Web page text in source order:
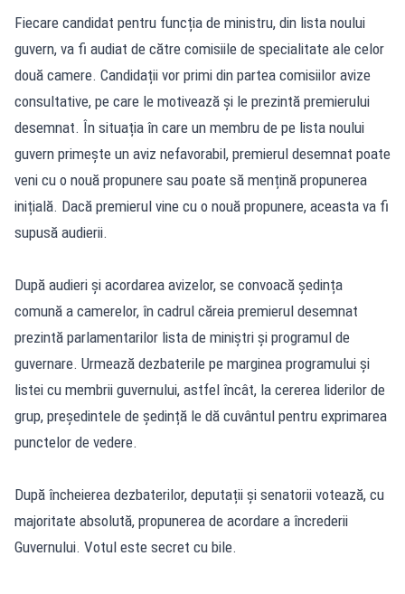
Fiecare candidat pentru funcția de ministru, din lista noului
guvern, va fi audiat de către comisiile de specialitate ale celor
două camere. Candidații vor primi din partea comisiilor avize
consultative, pe care le motivează și le prezintă premierului
desemnat. În situația în care un membru de pe lista noului
guvern primește un aviz nefavorabil, premierul desemnat poate
veni cu o nouă propunere sau poate să mențină propunerea
inițială. Dacă premierul vine cu o nouă propunere, aceasta va fi
supusă audierii.
După audieri și acordarea avizelor, se convoacă ședința
comună a camerelor, în cadrul căreia premierul desemnat
prezintă parlamentarilor lista de miniștri și programul de
guvernare. Urmează dezbaterile pe marginea programului și
listei cu membrii guvernului, astfel încât, la cererea liderilor de
grup, președintele de ședință le dă cuvântul pentru exprimarea
punctelor de vedere.
După încheierea dezbaterilor, deputații și senatorii votează, cu
majoritate absolută, propunerea de acordare a încrederii
Guvernului. Votul este secret cu bile.